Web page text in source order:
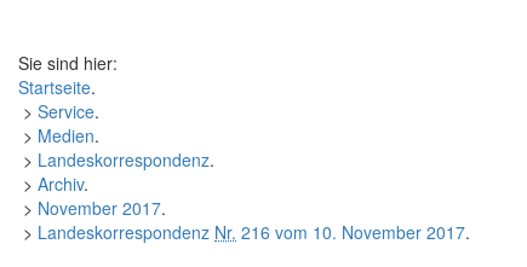
Sie sind hier:
Startseite.
> Service.
> Medien.
> Landeskorrespondenz.
> Archiv.
> November 2017.
> Landeskorrespondenz Nr. 216 vom 10. November 2017.